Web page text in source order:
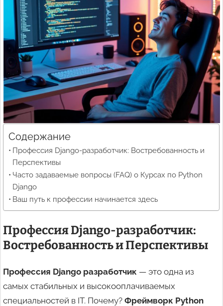
Содержание
Профессия Django-разработчик: Востребованность и
Перспективы
Часто задаваемые вопросы (FAQ) о Курсах по Python
Django
Ваш путь к профессии начинается здесь
Профессия Django-разработчик:
Востребованность и Перспективы
Профессия Django разработчик — это одна из
самых стабильных и высокооплачиваемых
специальностей в IT. Почему?Фреймворк Python